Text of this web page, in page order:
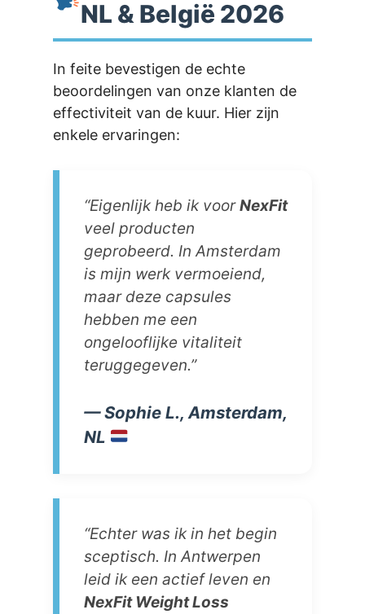
NL & België 2026
In feite bevestigen de echte
beoordelingen van onze klanten de
effectiviteit van de kuur. Hier zijn
enkele ervaringen:
“Eigenlijk heb ik voorNexFit
veel producten
geprobeerd. In Amsterdam
is mijn werk vermoeiend,
maar deze capsules
hebben me een
ongelooflijke vitaliteit
teruggegeven.”
— Sophie L., Amsterdam,
NL
“Echter was ik in het begin
sceptisch. In Antwerpen
leid ik een actief leven en
NexFit Weight Loss